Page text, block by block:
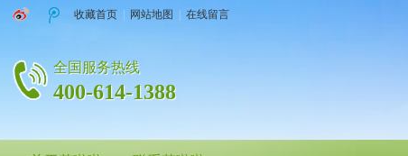
收藏首页 网站地图 在线留言
全国服务热线
400-614-1388